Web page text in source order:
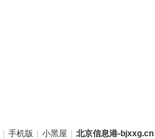
| 手机版 | 小黑屋 | 北京信息港-bjxxg.cn